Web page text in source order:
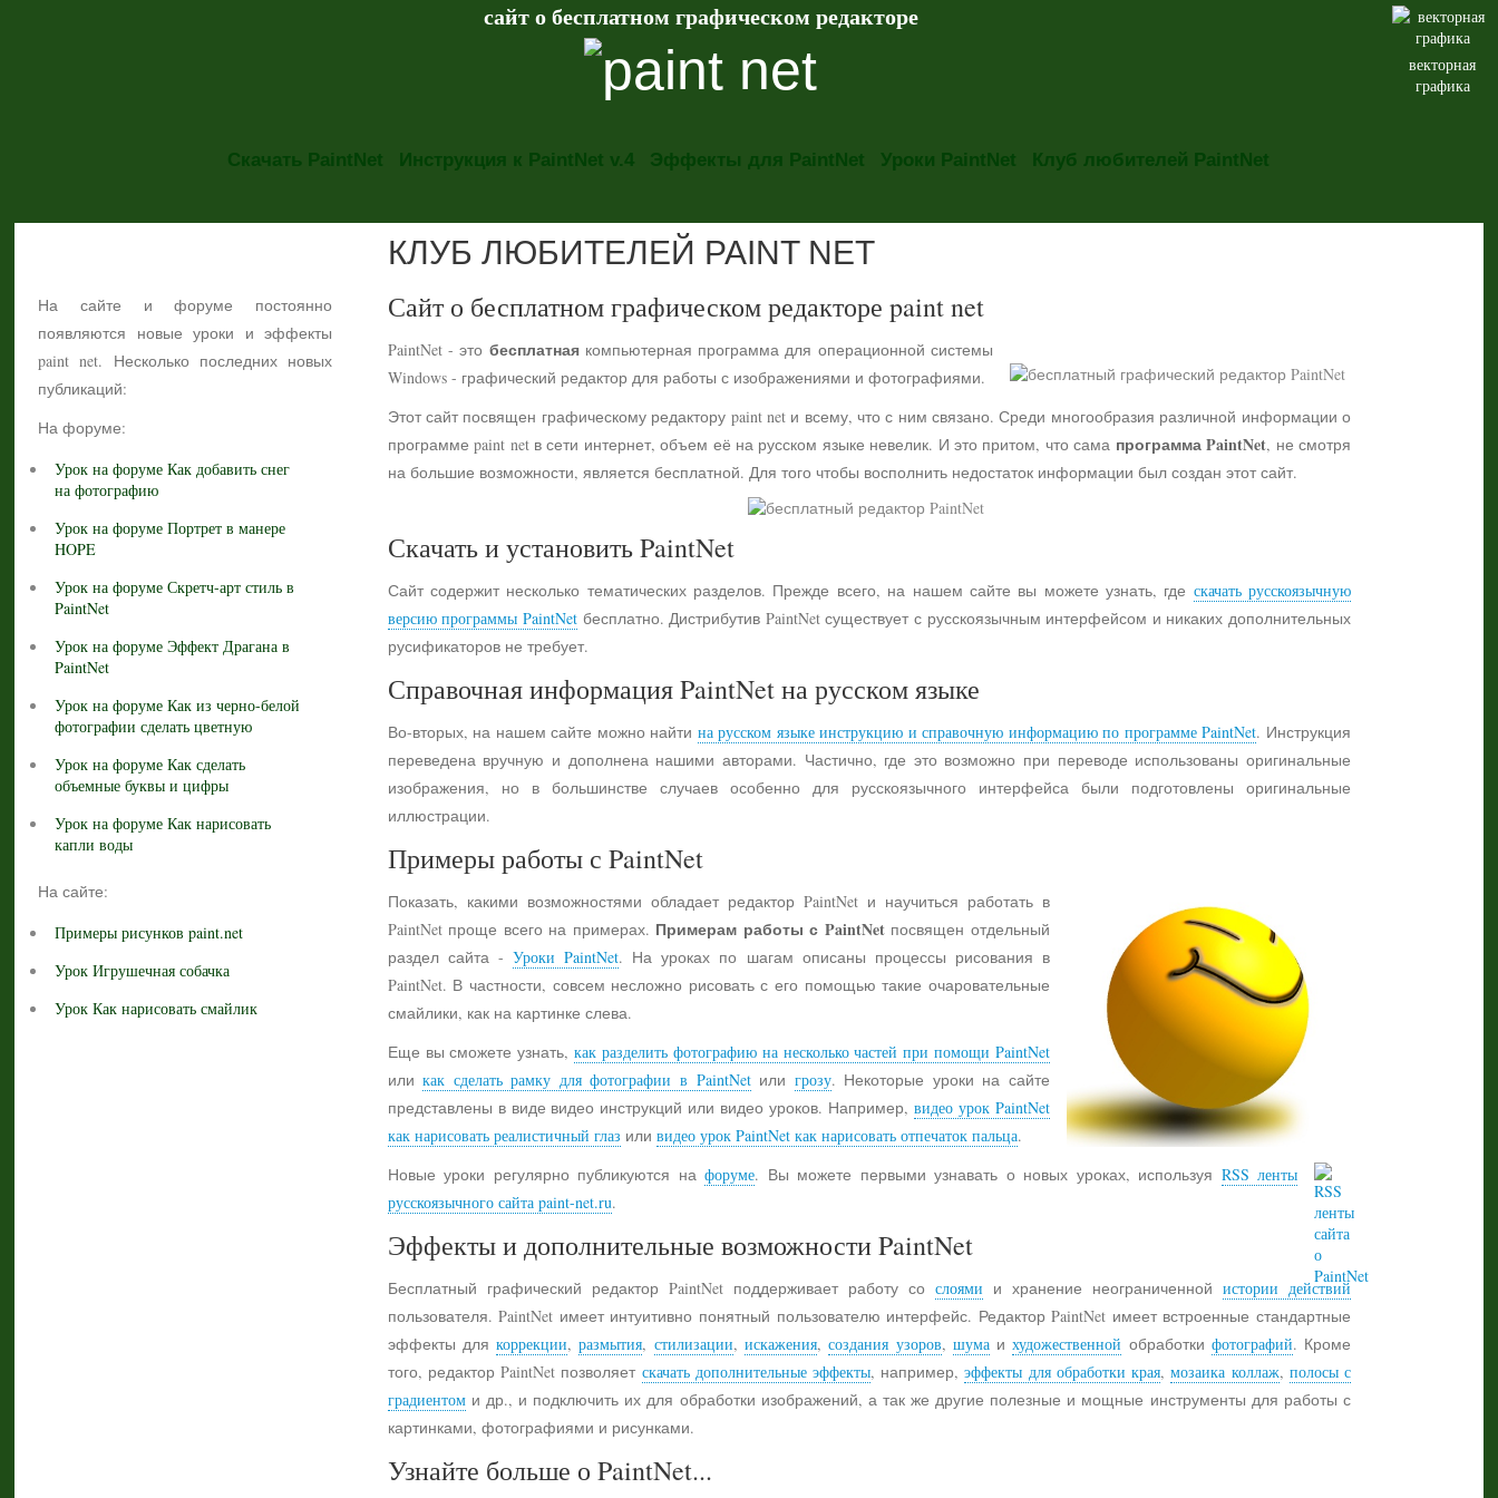
векторная
графика
сайт о бесплатном графическом редакторе
Скачать PaintNet Инструкция к PaintNet v.4 Эффекты для PaintNet Уроки PaintNet Клуб любителей PaintNet
На сайте и форуме постоянно
появляются новые уроки и эффекты
paint net. Несколько последних новых
публикаций:
На форуме:
Урок на форуме Как добавить снег
на фотографию
Урок на форуме Портрет в манере
HOPE
Урок на форуме Скретч-арт стиль в
PaintNet
Урок на форуме Эффект Драгана в
PaintNet
Урок на форуме Как из черно-белой
фотографии сделать цветную
Урок на форуме Как сделать
объемные буквы и цифры
Урок на форуме Как нарисовать
капли воды
На сайте:
Примеры рисунков paint.net
Урок Игрушечная собачка
Урок Как нарисовать смайлик
КЛУБ ЛЮБИТЕЛЕЙ PAINT NET
Сайт о бесплатном графическом редакторе paint net
PaintNet - это бесплатнаякомпьютерная программа для операционной системы
Windows - графический редактор для работы с изображениями и фотографиями.
Этот сайт посвящен графическому редактору paint net и всему, что с ним связано. Среди многообразия различной информации о
программе paint net в сети интернет, объем её на русском языке невелик. И это притом, что сама программа PaintNet, не смотря
на большие возможности, является бесплатной. Для того чтобы восполнить недостаток информации был создан этот сайт.
Скачать и установить PaintNet
Сайт содержит несколько тематических разделов. Прежде всего, на нашем сайте вы можете узнать, где скачать русскоязычную
версию программы PaintNetбесплатно. Дистрибутив PaintNet существует с русскоязычным интерфейсом и никаких дополнительных
русификаторов не требует.
Справочная информация PaintNet на русском языке
Во-вторых, на нашем сайте можно найти на русском языке инструкцию и справочную информацию по программе PaintNet. Инструкция
переведена вручную и дополнена нашими авторами. Частично, где это возможно при переводе использованы оригинальные
изображения, но в большинстве случаев особенно для русскоязычного интерфейса были подготовлены оригинальные
иллюстрации.
Примеры работы с PaintNet
Показать, какими возможностями обладает редактор PaintNet и научиться работать в
PaintNet проще всего на примерах. Примерам работы с PaintNetпосвящен отдельный
раздел сайта -Уроки PaintNet. На уроках по шагам описаны процессы рисования в
PaintNet. В частности, совсем несложно рисовать с его помощью такие очаровательные
смайлики, как на картинке слева.
Еще вы сможете узнать,как разделить фотографию на несколько частей при помощи PaintNet
иликак сделать рамку для фотографии в PaintNetили грозу. Некоторые уроки на сайте
представлены в виде видео инструкций или видео уроков. Например,видео урок PaintNet
как нарисовать реалистичный глаз или видео урок PaintNet как нарисовать отпечаток пальца.
Новые уроки регулярно публикуются нафоруме. Вы можете первыми узнавать о новых уроках, используя RSS ленты
русскоязычного сайта paint-net.ru.
Эффекты и дополнительные возможности PaintNet
Бесплатный графический редактор PaintNet поддерживает работу со слоями и хранение неограниченной истории действий
пользователя. PaintNet имеет интуитивно понятный пользователю интерфейс. Редактор PaintNet имеет встроенные стандартные
эффекты длякоррекции,размытия, стилизации, искажения,создания узоров, шумаихудожественной обработки фотографий. Кроме
того, редактор PaintNet позволяет скачать дополнительные эффекты, например,эффекты для обработки края,мозаика коллаж, полосы с
градиентоми др., и подключить их для обработки изображений, а так же другие полезные и мощные инструменты для работы с
картинками, фотографиями и рисунками.
Узнайте больше о PaintNet...